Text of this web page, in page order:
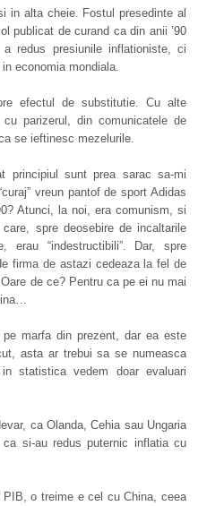
in alta cheie. Fostul presedinte al
publicat de curand ca din anii ’90
redus presiunile inflationiste, ci
economia mondiala.
efectul de substitutie. Cu alte
parizerul, din comunicatele de
se ieftinesc mezelurile.
principiul sunt prea sarac sa-mi
vreun pantof de sport Adidas
Atunci, la noi, era comunism, si
spre deosebire de incaltarile
erau “indestructibili”. Dar, spre
firma de astazi cedeaza la fel de
de ce? Pentru ca pe ei nu mai
marfa din prezent, dar ea este
asta ar trebui sa se numeasca
statistica vedem doar evaluari
ca Olanda, Cehia sau Ungaria
si-au redus puternic inflatia cu
PIB, o treime e cel cu China, ceea